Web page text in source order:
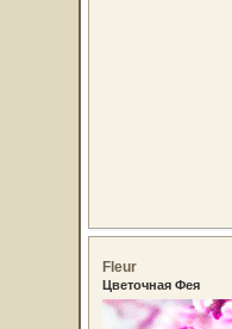
Fleur
Цветочная Фея